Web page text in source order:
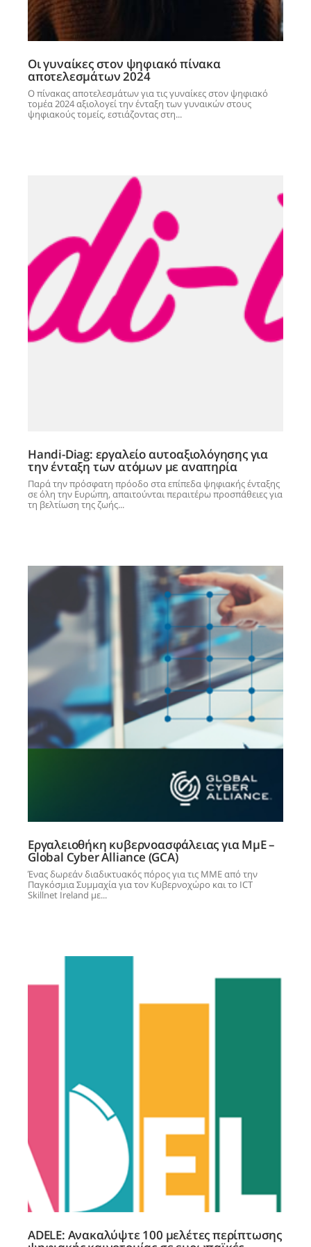
Οι γυναίκες στον ψηφιακό πίνακα
αποτελεσμάτων 2024
Ο πίνακας αποτελεσμάτων για τις γυναίκες στον ψηφιακό
τομέα 2024 αξιολογεί την ένταξη των γυναικών στους
ψηφιακούς τομείς, εστιάζοντας στη...
Handi-Diag: εργαλείο αυτοαξιολόγησης για
την ένταξη των ατόμων με αναπηρία
Παρά την πρόσφατη πρόοδο στα επίπεδα ψηφιακής ένταξης
σε όλη την Ευρώπη, απαιτούνται περαιτέρω προσπάθειες για
τη βελτίωση της ζωής...
Εργαλειοθήκη κυβερνοασφάλειας για ΜμΕ –
Global Cyber Alliance (GCA)
Ένας δωρεάν διαδικτυακός πόρος για τις ΜΜΕ από την
Παγκόσμια Συμμαχία για τον Κυβερνοχώρο και το ICT
Skillnet Ireland με...
ADELE: Ανακαλύψτε 100 μελέτες περίπτωσης